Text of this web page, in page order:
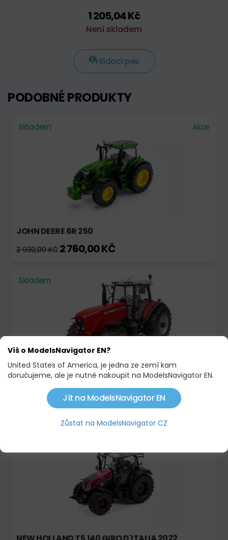
1 205,04 Kč
Není skladem
Hlídací pes
PODOBNÉ PRODUKTY
Skladem Akce
JOHN DEERE 6R 250
2 930,00 KČ 2 760,00 KČ
Skladem
2 015,00 KČ
Víš o ModelsNavigator EN?
United States of America, je jedna ze zemí kam
doručujeme, ale je nutné nakoupit na ModelsNavigator EN.
Jít na ModelsNavigator EN
Zůstat na ModelsNavigator CZ